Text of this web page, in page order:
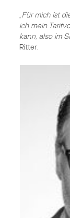
„Für mich ist
ich mein
kann, also im
Ritter.